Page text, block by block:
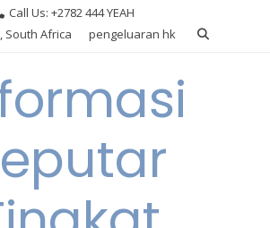
Call Us: +2782 444 YEAH
South Africa
pengeluaran hk